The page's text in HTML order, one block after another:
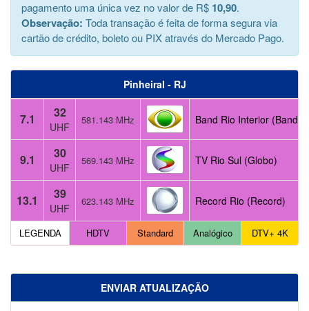
pagamento uma única vez no valor de R$ 10,90.
Observação: Toda transação é feita de forma segura via
cartão de crédito, boleto ou PIX através do Mercado Pago.
Pinheiral - RJ
7.1 32
UHF
581.143 MHz Band Rio Interior (Band)
9.1 30
UHF
569.143 MHz TV Rio Sul (Globo)
13.1 39
UHF
623.143 MHz Record Rio (Record)
LEGENDA HDTV Standard Analógico DTV+ 4K
ENVIAR ATUALIZAÇÃO